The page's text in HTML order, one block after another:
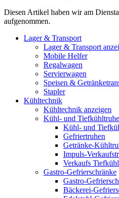
Diesen Artikel haben wir am
aufgenommen.
Lager & Transport
Lager & Transport
Mobile Helfer
Regalwagen
Servierwagen
Speisen &
Stapler
Kühltechnik
Kühltechnik anzeigen
Kühl- und
Kühl- und
Gefriertruhen
Getränke-
Impuls-
Verkaufs
Gastro-Gefrierschränke
Gastro-
Bäckerei-